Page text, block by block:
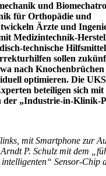
und
für Orthopädie und
Ärzte und
Medizintechnik-
technische
sollen
nach
optimieren. Die
beteiligen sich
der „Industrie-in-Klinik-
mit Smartphone zur
P. Schulz mit dem
Sensor-Chip